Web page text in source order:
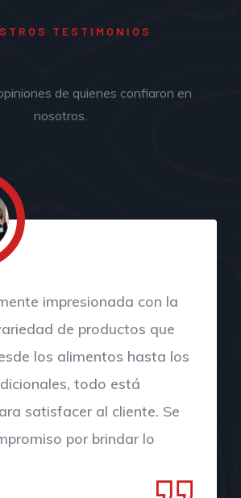
TESTIMONIOS
de quienes confiaron en
nosotros.
la dedicación que ponen
de sus productos y
evidente que valoran a
y eso se refleja en cada